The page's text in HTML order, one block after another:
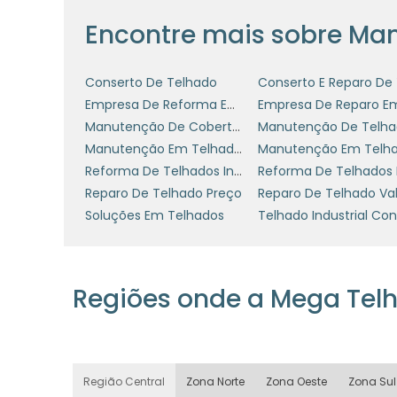
resíduos gerados, uma vez que evita a
Práticas sustentáveis na manutenção,
minimizam o desperdício, também são
melhora a imagem da marca, como
mais verdes e sustentáveis.
INVESTIMENTO EM
Optar por serviços de manutenção
adequadas para cada tipo de telhado.
que poderiam passar despercebidos e
conseguem fornecer garantias e
Encontre mais sobre
Conserto De Telhado
Empresa De Reforma Em Telhado Industrial
Manutenção De Coberturas
Manutenção De
Manutenção Em Telhados
Reforma De Telhados Industriais
Reparo De Telhado Preço
Reparo De Telhado
Soluções Em Telhados
Regiões onde a Mega
Região Central Zona Norte Zona Oeste Zona Sul